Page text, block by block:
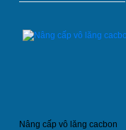
Nâng cấp vô lăng cacbon